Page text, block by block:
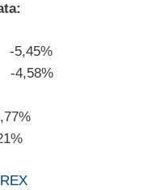
5,45%
4,58%